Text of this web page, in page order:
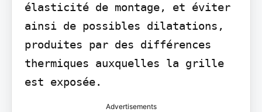
élasticité de montage, et éviter
ainsi de possibles dilatations,
produites par des différences
thermiques auxquelles la grille
est exposée.
Advertisements